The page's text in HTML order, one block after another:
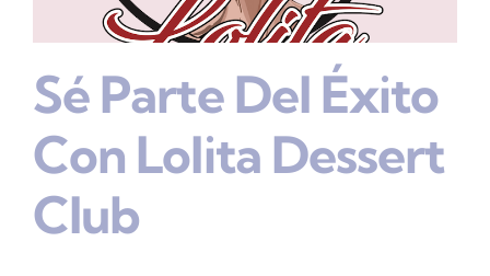
Sé Parte Del Éxito
Con Lolita Dessert
Club